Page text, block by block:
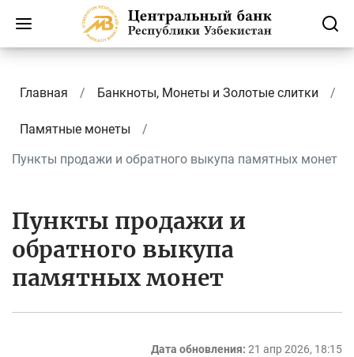
Главная Банкноты, Монеты и Золотые слитки
Памятные монеты
Пункты продажи и обратного выкупа памятных монет
Пункты продажи и
обратного выкупа
памятных монет
Дата обновления: 21 апр 2026, 18:15